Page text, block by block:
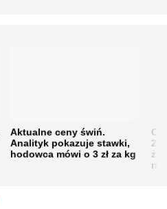
Aktualne ceny świń.
Analityk pokazuje stawki,
hodowca mówi o 3 zł za kg